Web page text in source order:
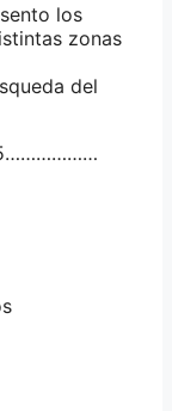
los
zonas
del